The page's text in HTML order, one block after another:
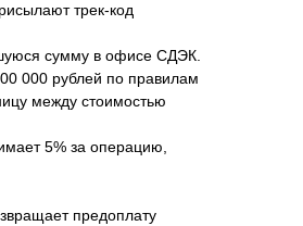
трек-код
сумму в офисе СДЭК.
000 рублей по правилам
между стоимостью
5% за операцию,
предоплату